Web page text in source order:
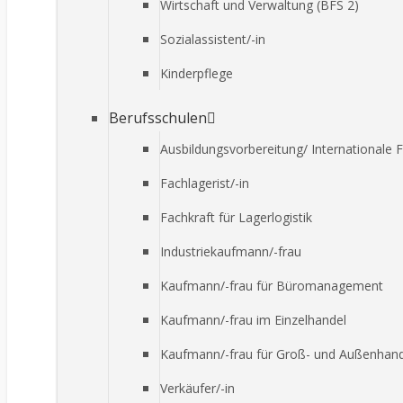
Wirtschaft und Verwaltung (BFS 2)
Sozialassistent/-in
Kinderpflege
Berufsschulen
Ausbildungsvorbereitung/ Internationale
Fachlagerist/-in
Fachkraft für Lagerlogistik
Industriekaufmann/-frau
Kaufmann/-frau für Büromanagement
Kaufmann/-frau im Einzelhandel
Kaufmann/-frau für Groß- und
Verkäufer/-in